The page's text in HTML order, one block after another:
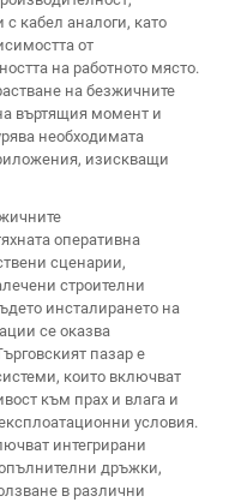
кабел аналоги, като
от
на работното място.
на безжичните
въртящия момент и
необходимата
изискващи
оперативна
сценарии,
строителни
инсталирането на
се оказва
пазар е
които включват
към прах и влага и
условия.
интегрирани
дръжки,
в различни